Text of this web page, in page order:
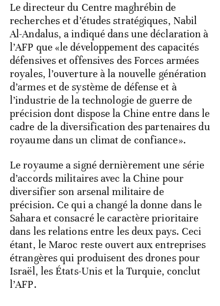
Le directeur du Centre maghrébin de
recherches et d’études stratégiques, Nabil
Al-Andalus, a indiqué dans une déclaration à
l’AFP que «le développement des capacités
défensives et offensives des Forces armées
royales, l’ouverture à la nouvelle génération
d’armes et de système de défense et à
l’industrie de la technologie de guerre de
précision dont dispose la Chine entre dans le
cadre de la diversification des partenaires du
royaume dans un climat de confiance».
Le royaume a signé dernièrement une série
d’accords militaires avec la Chine pour
diversifier son arsenal militaire de
précision. Ce qui a changé la donne dans le
Sahara et consacré le caractère prioritaire
dans les relations entre les deux pays. Ceci
étant, le Maroc reste ouvert aux entreprises
étrangères qui produisent des drones pour
Israël, les États-Unis et la Turquie, conclut
l’AFP.